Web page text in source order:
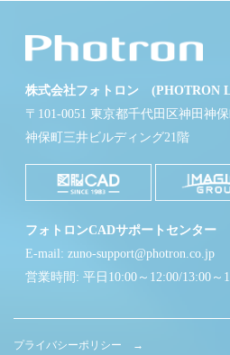
株式会社フォトロン (PHOTRON
〒101-0051 東京都千代田区神田神
神保町三井ビルディング21階
フォトロンCADサポートセンター
E-mail: zuno-support@photron.co.jp
営業時間: 平日10:00～12:00/13:00～
プライバシーポリシー →